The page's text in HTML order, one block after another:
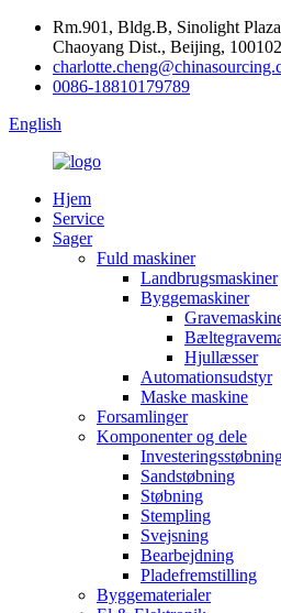
Rm.901, Bldg.B, Sinolight
Chaoyang Dist., Beijing,
0086-18810179789
English
Hjem
Service
Sager
Fuld maskiner
Landbrugsmaskiner
Byggemaskiner
Hjullæsser
Automationsudstyr
Maske maskine
Forsamlinger
Komponenter og dele
Sandstøbning
Støbning
Stempling
Svejsning
Bearbejdning
Pladefremstilling
Byggematerialer